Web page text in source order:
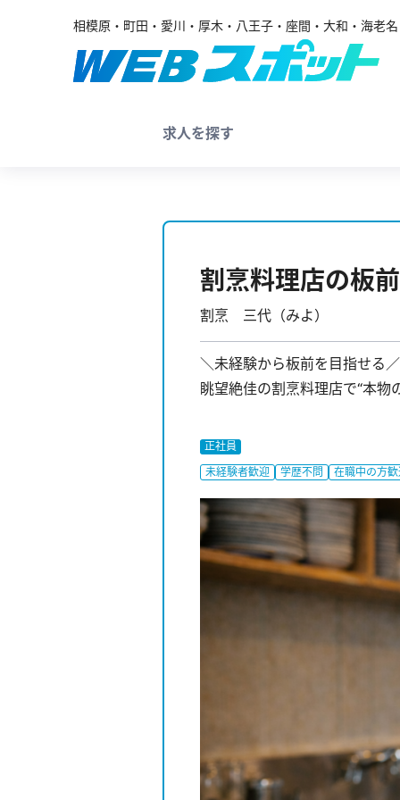
相模原・町田・愛川・厚木・八王子・座間・大和・海老
求人を探す
割烹料理店の板
割烹 三代（みよ）
＼未経験から板前を目指せる／
眺望絶佳の割烹料理店で“本物
正社員
未経験者歓迎
学歴不問 在職中の方